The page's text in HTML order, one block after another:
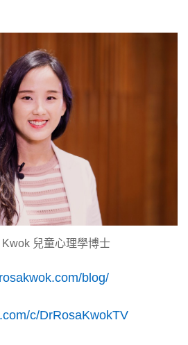
Kwok 兒童心理學博士
blog/
c/DrRosaKwokTV